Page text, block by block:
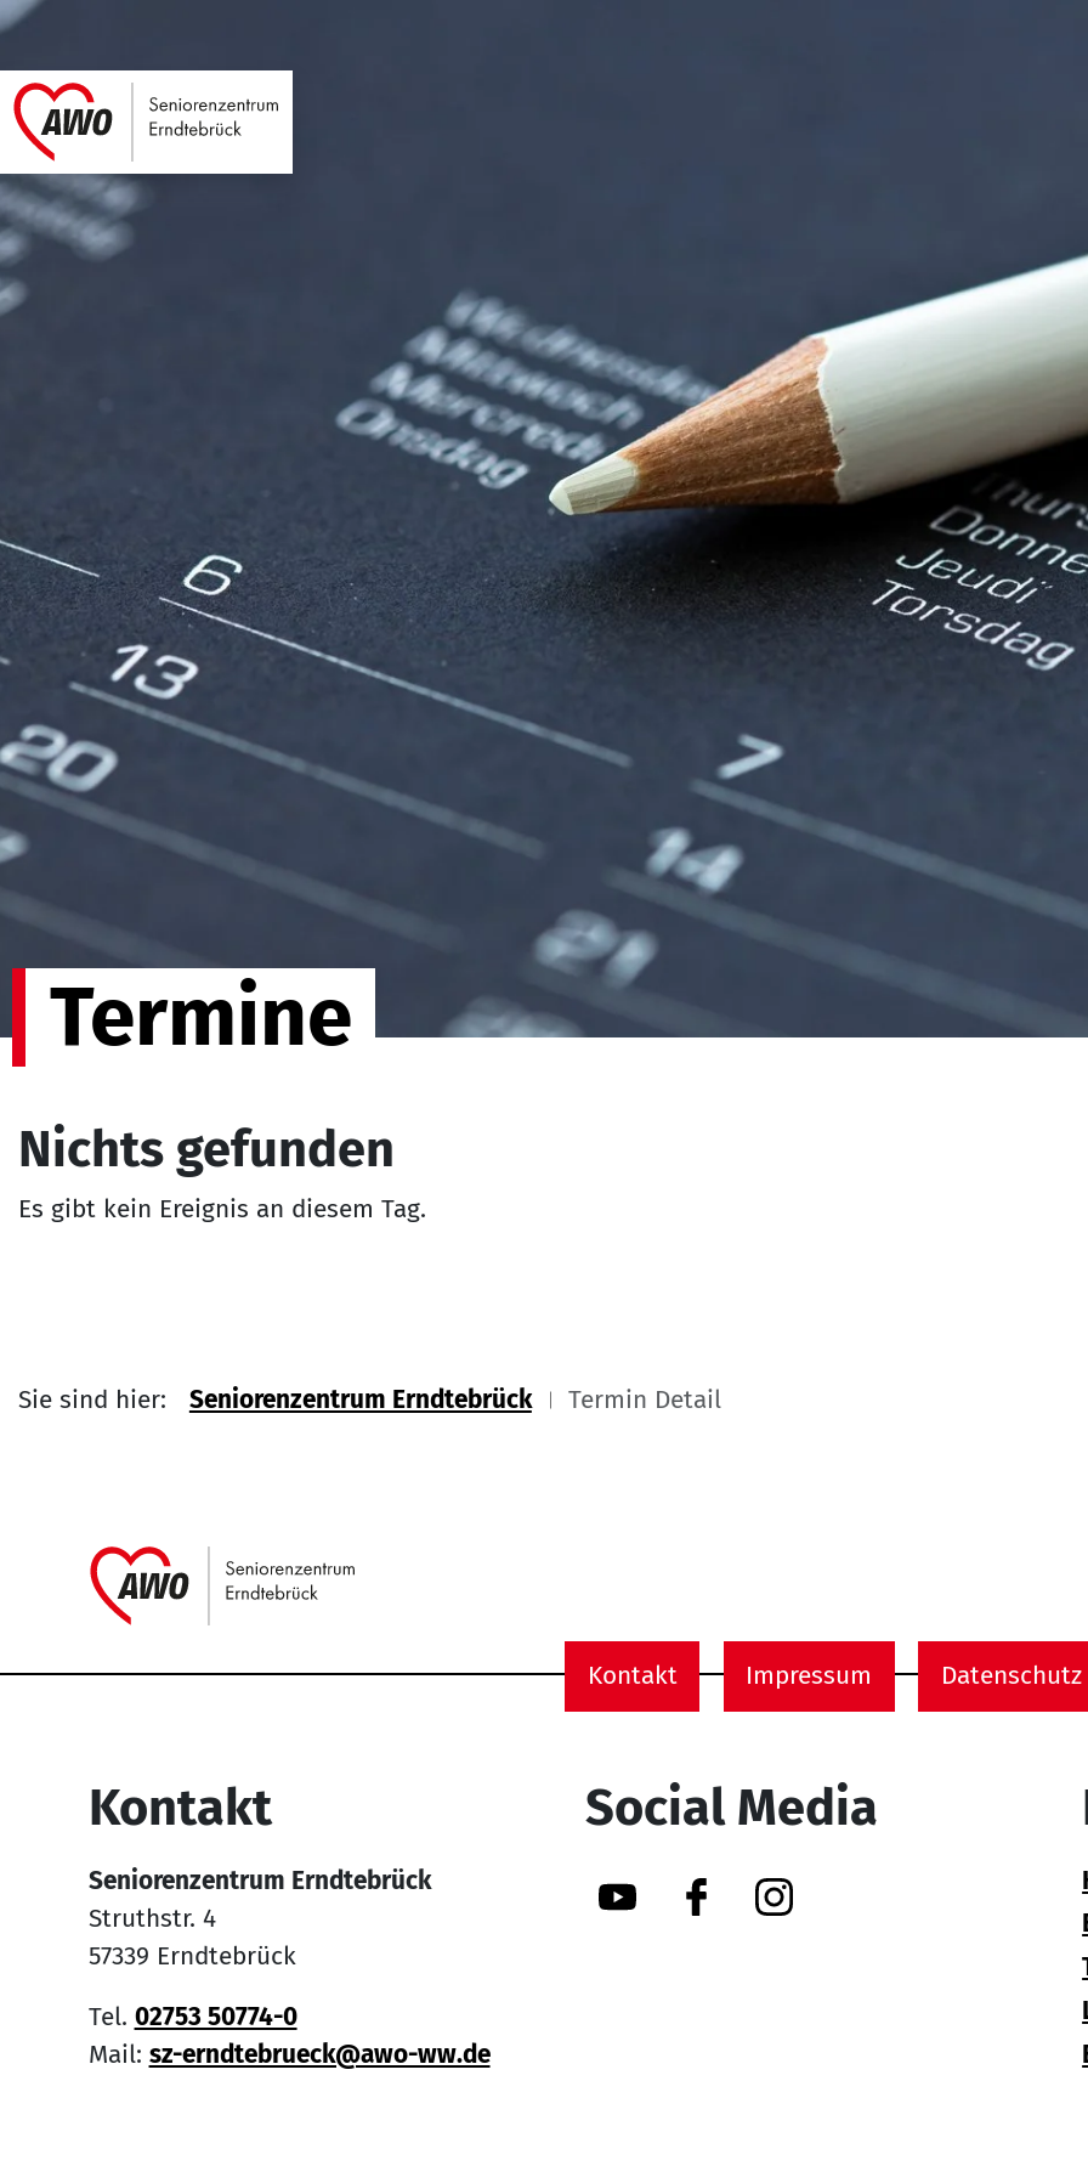
Seniorenzentrum Erndtebrück |
Termine
Nichts gefunden
Es gibt kein Ereignis an diesem Tag.
Sie sind hier: Seniorenzentrum Erndtebrück Termin Detail
Service Informationen
Kontakt Impressum Datenschutz
Kontakt
Seniorenzentrum Erndtebrück
Struthstr. 4
57339 Erndtebrück
Tel. 02753 50774-0
Mail: sz-erndtebrueck@awo-ww.de
Social Media
YouTube FacebookInstagram